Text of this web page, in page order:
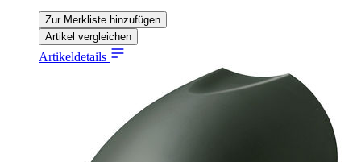
Zur Merkliste hinzufügen
Artikel vergleichen
Artikeldetails